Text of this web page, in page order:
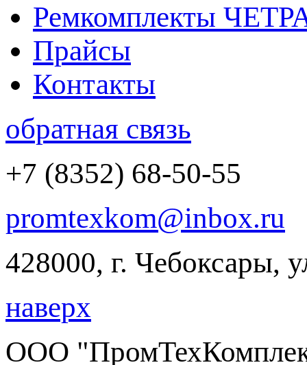
Ремкомплекты
Прайсы
Контакты
обратная связь
+7 (8352) 68-50-55
promtexkom@inbox.ru
428000, г. Чебоксары,
наверх
ООО